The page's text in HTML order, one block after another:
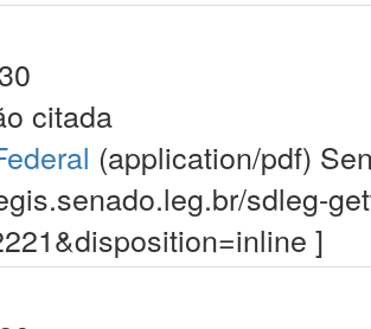
citada
(application/pdf)
sdleg-
]